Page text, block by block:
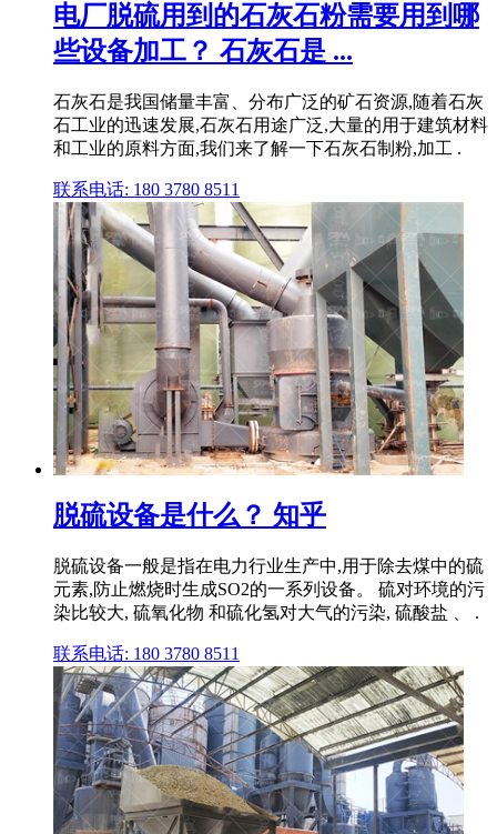
电厂脱硫用到的石灰石粉需要用到哪
些设备加工？ 石灰石是 ...
石灰石是我国储量丰富、分布广泛的矿石资源,随着石灰
石工业的迅速发展,石灰石用途广泛,大量的用于建筑材料
和工业的原料方面,我们来了解一下石灰石制粉,加工 .
联系电话: 180 3780 8511
脱硫设备是什么？ 知乎
脱硫设备一般是指在电力行业生产中,用于除去煤中的硫
元素,防止燃烧时生成SO2的一系列设备。 硫对环境的污
染比较大, 硫氧化物 和硫化氢对大气的污染, 硫酸盐 、 .
联系电话: 180 3780 8511